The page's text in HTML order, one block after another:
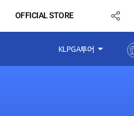
OFFICIAL STORE
KLPGA투어